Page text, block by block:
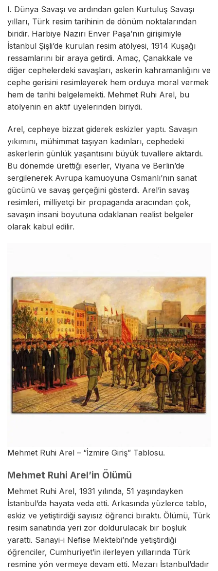
I. Dünya Savaşı ve ardından gelen Kurtuluş Savaşı
yılları, Türk resim tarihinin de dönüm noktalarından
biridir. Harbiye Nazırı Enver Paşa’nın girişimiyle
İstanbul Şişli’de kurulan resim atölyesi, 1914 Kuşağı
ressamlarını bir araya getirdi. Amaç, Çanakkale ve
diğer cephelerdeki savaşları, askerin kahramanlığını ve
cephe gerisini resimleyerek hem orduya moral vermek
hem de tarihi belgelemekti. Mehmet Ruhi Arel, bu
atölyenin en aktif üyelerinden biriydi.
Arel, cepheye bizzat giderek eskizler yaptı. Savaşın
yıkımını, mühimmat taşıyan kadınları, cephedeki
askerlerin günlük yaşantısını büyük tuvallere aktardı.
Bu dönemde ürettiği eserler, Viyana ve Berlin’de
sergilenerek Avrupa kamuoyuna Osmanlı’nın sanat
gücünü ve savaş gerçeğini gösterdi. Arel’in savaş
resimleri, milliyetçi bir propaganda aracından çok,
savaşın insani boyutuna odaklanan realist belgeler
olarak kabul edilir.
Mehmet Ruhi Arel – “İzmire Giriş” Tablosu.
Mehmet Ruhi Arel’in Ölümü
Mehmet Ruhi Arel, 1931 yılında, 51 yaşındayken
İstanbul’da hayata veda etti. Arkasında yüzlerce tablo,
eskiz ve yetiştirdiği sayısız öğrenci bıraktı. Ölümü, Türk
resim sanatında yeri zor doldurulacak bir boşluk
yarattı. Sanayi-i Nefise Mektebi’nde yetiştirdiği
öğrenciler, Cumhuriyet’in ilerleyen yıllarında Türk
resmine yön vermeye devam etti. Mezarı İstanbul’dadır